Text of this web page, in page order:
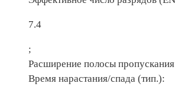
7.4
;
Расширение полосы
Время нарастания/спада (тип.):